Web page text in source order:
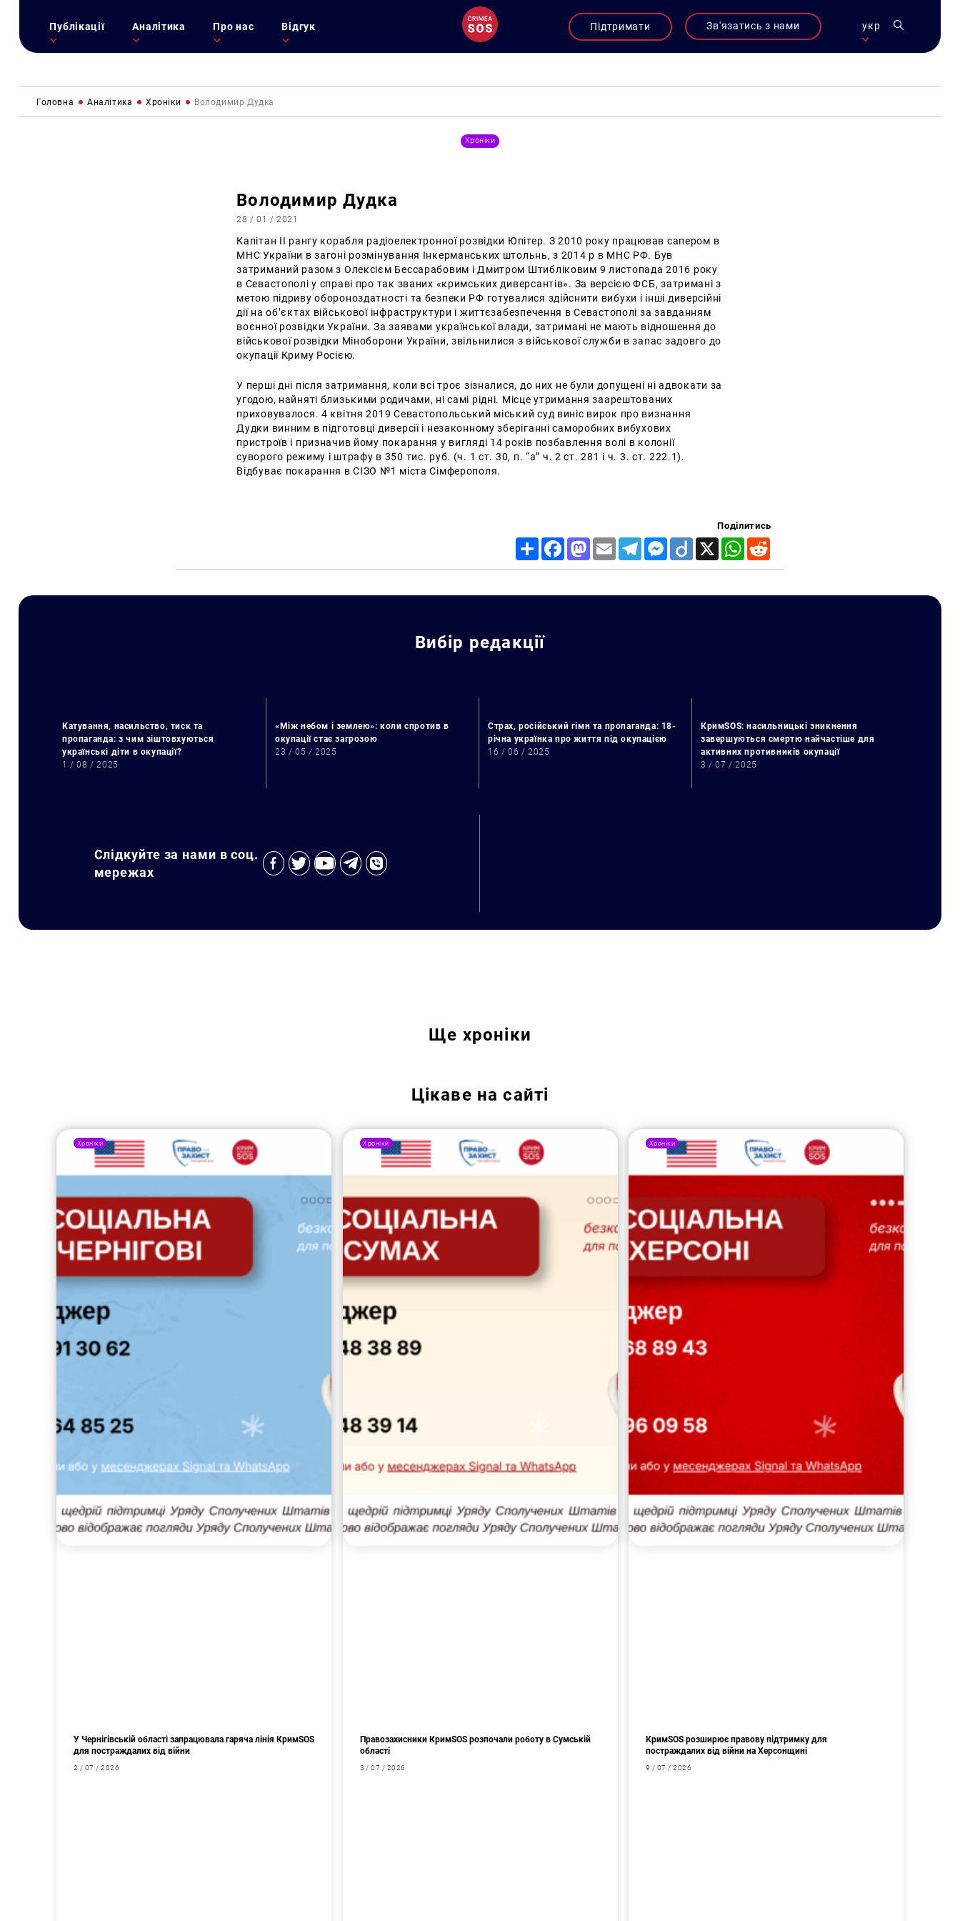
Публікації Аналітика Про нас Відгук Підтримати Зв'язатись з нами укр
Головна Аналітика Хроніки Володимир Дудка
Хроніки
Володимир Дудка
28 / 01 / 2021
Капітан II рангу корабля радіоелектронної розвідки Юпітер. З 2010 року працював сапером в
МНС України в загоні розмінування Інкерманських штольнь, з 2014 р в МНС РФ. Був
затриманий разом з Олексієм Бессарабовим і Дмитром Штибліковим 9 листопада 2016 року
в Севастополі у справі про так званих «кримських диверсантів». За версією ФСБ, затримані з
метою підриву обороноздатності та безпеки РФ готувалися здійснити вибухи і інші диверсійні
дії на об’єктах військової інфраструктури і життєзабезпечення в Севастополі за завданням
воєнної розвідки України. За заявами української влади, затримані не мають відношення до
військової розвідки Міноборони України, звільнилися з військової служби в запас задовго до
окупації Криму Росією.
У перші дні після затримання, коли всі троє зізналися, до них не були допущені ні адвокати за
угодою, найняті близькими родичами, ні самі рідні. Місце утримання заарештованих
приховувалося. 4 квітня 2019 Севастопольський міський суд виніс вирок про визнання
Дудки винним в підготовці диверсії і незаконному зберіганні саморобних вибухових
пристроїв і призначив йому покарання у вигляді 14 років позбавлення волі в колонії
суворого режиму і штрафу в 350 тис. руб. (ч. 1 ст. 30, п. “а” ч. 2 ст. 281 і ч. 3. ст. 222.1).
Відбуває покарання в СІЗО №1 міста Сімферополя.
Поділитись
Share FacebookMastodon
Email TelegramMessenger
Diigo X WhatsApp
Вибір редакції
Катування, насильство, тиск та
пропаганда: з чим зіштовхуються
українські діти в окупації?
1 / 08 / 2025
«Між небом і землею»: коли спротив в
окупації стає загрозою
23 / 05 / 2025
Страх, російський гімн та пропаганда: 18-
річна українка про життя під окупацією
16 / 06 / 2025
КримSOS: насильницькі зникнення
завершуються смертю найчастіше для
активних противників окупації
3 / 07 / 2025
Слідкуйте за нами в соц.
мережах
Ще хроніки
Цікаве на сайті
Хроніки
У Чернігівській області запрацювала гаряча лінія КримSOS
для постраждалих від війни
2 / 07 / 2026
Хроніки
Правозахисники КримSOS розпочали роботу в Сумській
області
3 / 07 / 2026
Хроніки
КримSOS розширює правову підтримку для
постраждалих від війни на Херсонщині
9 / 07 / 2026